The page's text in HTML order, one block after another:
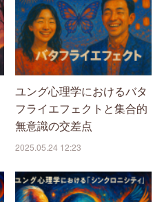
ユング心理学におけるバタ
フライエフェクトと集合的
無意識の交差点
2025.05.24 12:23